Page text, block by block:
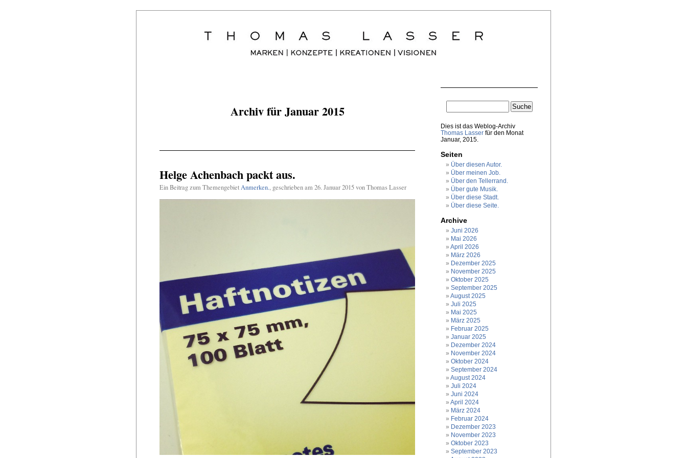
Archiv für Januar 2015
Helge Achenbach packt aus.
Ein Beitrag zum ThemengebietAnmerken., geschrieben am 26. Januar 2015 von Thomas Lasser
Dies ist das Weblog-Archiv
Thomas Lasser für den Monat
Januar, 2015.
Seiten
Über diesen Autor.
Über meinen Job.
Über den Tellerrand.
Über gute Musik.
Über diese Stadt.
Über diese Seite.
Archive
Juni 2026
Mai 2026
April 2026
März 2026
Dezember 2025
November 2025
Oktober 2025
September 2025
August 2025
Juli 2025
Mai 2025
März 2025
Februar 2025
Januar 2025
Dezember 2024
November 2024
Oktober 2024
September 2024
August 2024
Juli 2024
Juni 2024
April 2024
März 2024
Februar 2024
Dezember 2023
November 2023
Oktober 2023
September 2023